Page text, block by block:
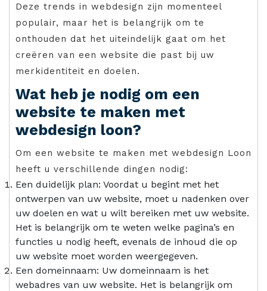
Deze trends in webdesign zijn momenteel
populair, maar het is belangrijk om te
onthouden dat het uiteindelijk gaat om het
creëren van een website die past bij uw
merkidentiteit en doelen.
Wat heb je nodig om een
website te maken met
webdesign loon?
Om een website te maken met webdesign Loon
heeft u verschillende dingen nodig:
Een duidelijk plan: Voordat u begint met het
ontwerpen van uw website, moet u nadenken over
uw doelen en wat u wilt bereiken met uw website.
Het is belangrijk om te weten welke pagina’s en
functies u nodig heeft, evenals de inhoud die op
uw website moet worden weergegeven.
Een domeinnaam: Uw domeinnaam is het
webadres van uw website. Het is belangrijk om